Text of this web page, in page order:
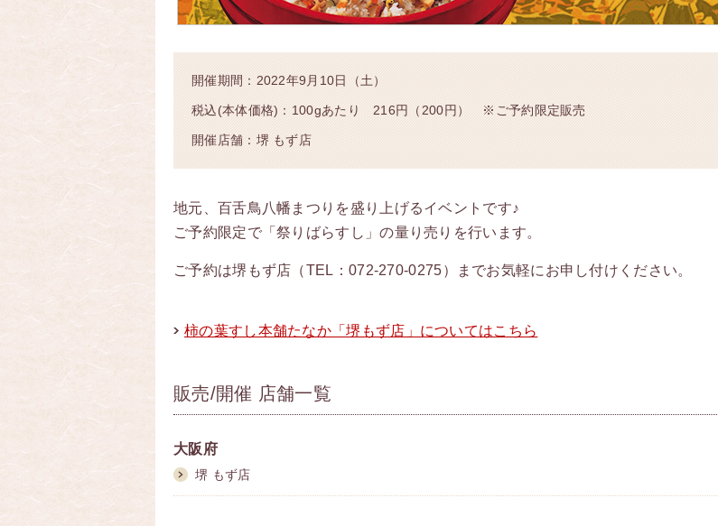
開催期間：2022年9月10日（土）
税込(本体価格)：100gあたり 216円（200円） ※ご予約限定販売
開催店舗 ：堺 もず店
地元、百舌鳥八幡まつりを盛り上げるイベントです♪
ご予約限定で「祭りばらすし」の量り売りを行います。
ご予約は堺もず店（TEL：072-270-0275）までお気軽にお申し付けください。
柿の葉すし本舗たなか「堺もず店」についてはこちら
販売/開催 店舗一覧
大阪府
堺 もず店